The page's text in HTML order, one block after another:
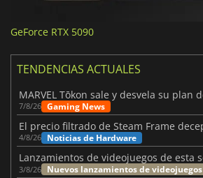
GeForce RTX 5090
TENDENCIAS ACTUALES
7/8/26 Gaming News
4/8/26 Noticias de Hardware
3/8/26 Nuevos lanzamientos de videojuegos